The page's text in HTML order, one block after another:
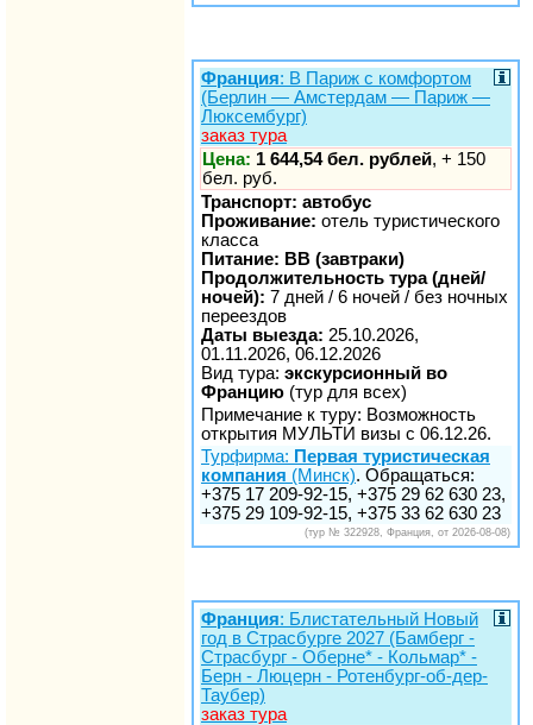
Франция: В Париж с комфортом
(Берлин — Амстердам — Париж —
Люксембург)
заказ тура
Цена: 1 644,54 бел. рублей, + 150
бел. руб.
Транспорт: автобус
Проживание: отель туристического
класса
Питание: BB (завтраки)
Продолжительность тура (дней/
ночей): 7 дней / 6 ночей / без ночных
переездов
Даты выезда: 25.10.2026,
01.11.2026, 06.12.2026
Вид тура: экскурсионный во
Францию (тур для всех)
Примечание к туру: Возможность
открытия МУЛЬТИ визы c 06.12.26.
Турфирма: Первая туристическая
компания (Минск). Обращаться:
+375 17 209-92-15, +375 29 62 630 23,
+375 29 109-92-15, +375 33 62 630 23
(тур № 322928, Франция, от 2026-08-08)
Франция: Блистательный Новый
год в Страсбурге 2027 (Бамберг -
Страсбург - Оберне* - Кольмар* -
Берн - Люцерн - Ротенбург-об-дер-
Таубер)
заказ тура